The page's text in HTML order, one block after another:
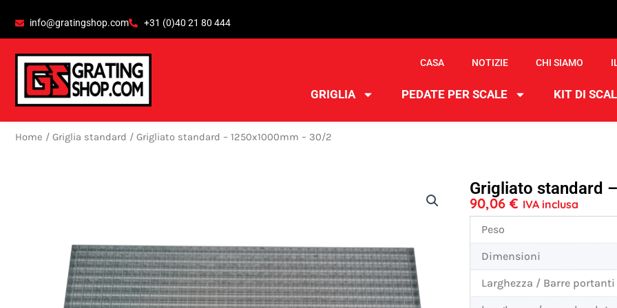
info@gratingshop.com +31 (0)40 21 80 444
CASA NOTIZIE CHI SIAMO
GRIGLIA PEDATE PER SCALE KIT DI
Home / Griglia standard / Grigliato standard – 1250x1000mm – 30/2
Grigliato standard
90,06 € IVA inclusa
Peso
Dimensioni
Larghezza / Barre portanti